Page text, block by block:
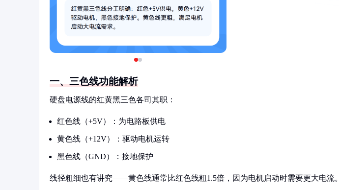
一、三色线功能解析
硬盘电源线的红黄黑三色各司其职：
红色线（+5V）：为电路板供电
黄色线（+12V）：驱动电机运转
黑色线（GND）：接地保护
线径粗细也有讲究——黄色线通常比红色线粗1.5倍，因为电机启动时需要更大电流。